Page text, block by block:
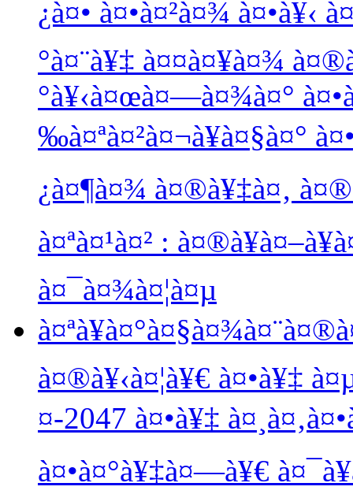
¿à¤• à¤•à¤²à¤¾ à¤•à¥‹
°à¤¨à¥‡ à¤¤à¤¥à¤¾
°à¥‹à¤œà¤—à¤¾à¤°
‰à¤ªà¤²à¤¬à¥à¤§à¤°
¿à¤¶à¤¾ à¤®à¥‡à¤‚
à¤ªà¤¹à¤² :
à¤¯à¤¾à¤¦à¤µ
à¤®à¥‹à¤¦à¥€ à¤•à¥‡
¤-2047 à¤•à¥‡
à¤•à¤°à¥‡à¤—à¥€